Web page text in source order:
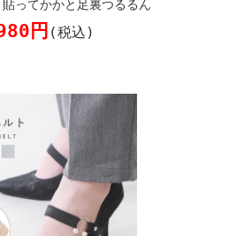
貼ってかかと足裏つるるん
円 (税込)